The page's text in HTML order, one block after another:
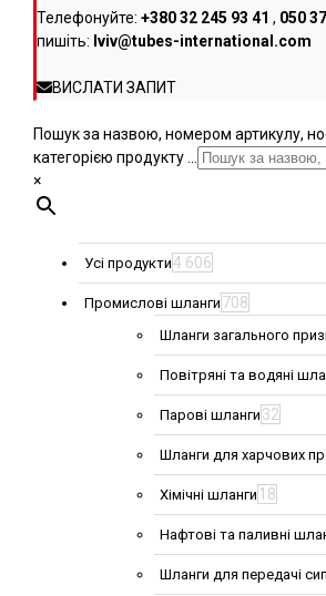
Телефонуйте: +380 32 245 93 41 , 050
пишіть: lviv@tubes-international.com
ВИСЛАТИ ЗАПИТ
Пошук за назвою, номером артикулу,
категорією продукту ...
×
Усі продукти4 606
Промислові шланги 708
Шланги загального
Повітряні та водяні
Парові шланги 32
Шланги для харчових
Хімічні шланги 18
Нафтові та паливні
Шланги для передачі